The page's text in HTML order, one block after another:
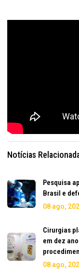
Notícias
Pesquisa
Brasil e
08 ago,
Cirurgias
em dez
08 ago,